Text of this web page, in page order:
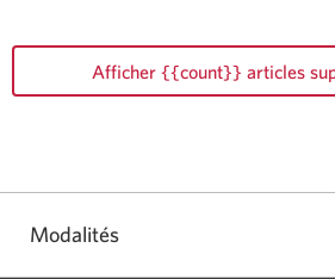
Afficher {{count}} articles
Modalités